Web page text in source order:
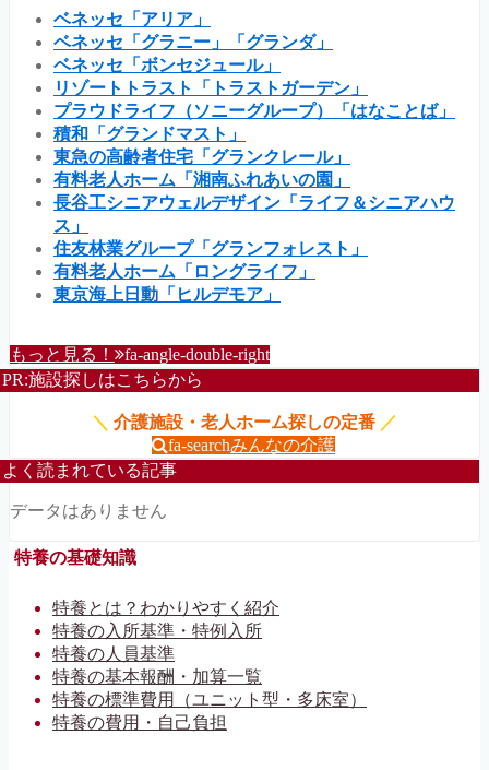
ベネッセ「アリア」
ベネッセ「グラニー」「グランダ」
ベネッセ「ボンセジュール」
リゾートトラスト「トラストガーデン」
プラウドライフ（ソニーグループ）「はなことば」
積和「グランドマスト」
東急の高齢者住宅「グランクレール」
有料老人ホーム「湘南ふれあいの園」
長谷工シニアウェルデザイン「ライフ＆シニアハウ
ス」
住友林業グループ「グランフォレスト」
有料老人ホーム「ロングライフ」
東京海上日動「ヒルデモア」
もっと見る！ fa-angle-double-right
PR:施設探しはこちらから
＼ 介護施設・老人ホーム探しの定番 ／
fa-searchみんなの介護
よく読まれている記事
データはありません
特養の基礎知識
特養とは？わかりやすく紹介
特養の入所基準・特例入所
特養の人員基準
特養の基本報酬・加算一覧
特養の標準費用（ユニット型・多床室）
特養の費用・自己負担